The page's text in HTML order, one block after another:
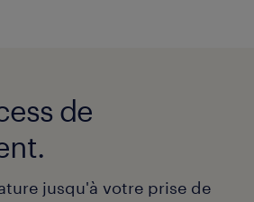
de
jusqu'à votre prise de